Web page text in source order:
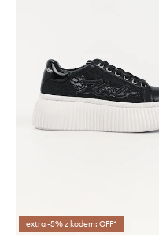
extra -5% z kodem: OFF*